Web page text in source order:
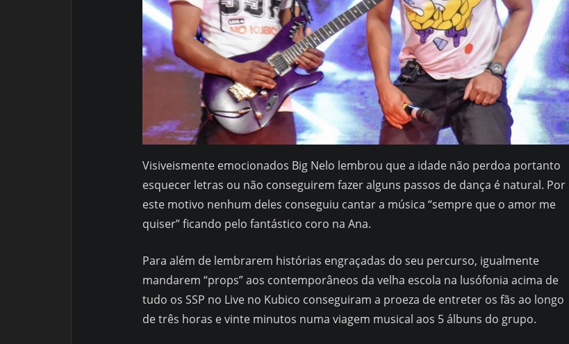
Visiveismente emocionados Big Nelo lembrou que a idade não perdoa portanto
esquecer letras ou não conseguirem fazer alguns passos de dança é natural. Por
este motivo nenhum deles conseguiu cantar a música “sempre que o amor me
quiser” ficando pelo fantástico coro na Ana.
Para além de lembrarem histórias engraçadas do seu percurso, igualmente
mandarem “props” aos contemporâneos da velha escola na lusófonia acima de
tudo os SSP no Live no Kubico conseguiram a proeza de entreter os fãs ao longo
de três horas e vinte minutos numa viagem musical aos 5 álbuns do grupo.